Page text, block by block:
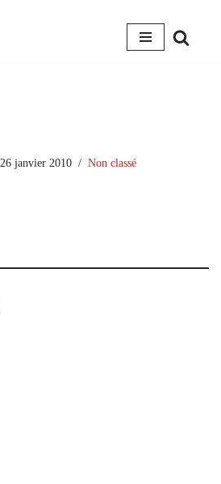
26 janvier 2010 Non classé